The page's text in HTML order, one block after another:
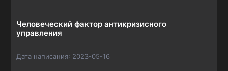
Человеческий фактор антикризисного
управления
Дата написания: 2023-05-16